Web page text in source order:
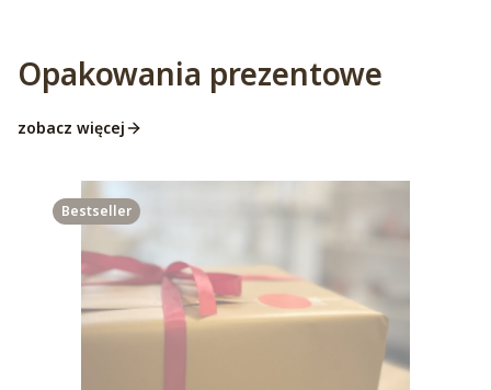
Opakowania prezentowe
zobacz więcej
Bestseller